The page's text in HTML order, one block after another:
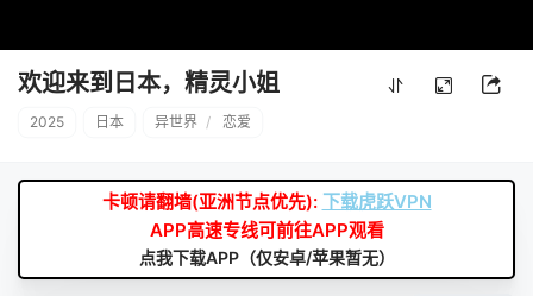
欢迎来到日本，精灵小姐
2025 日本 异世界 / 恋爱
卡顿请翻墙(亚洲节点优先): 下载虎跃VPN
APP高速专线可前往APP观看
点我下载APP（仅安卓/苹果暂无）